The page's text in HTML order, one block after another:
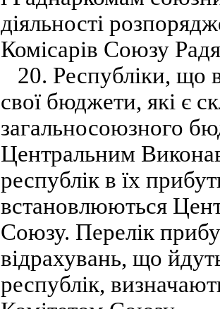
діяльності
Комісарів Союзу
20. Республіки, що
свої бюджети, які є
загальносоюзного
Центральним
республік в їх
встановлюються
Союзу. Перелік
відрахувань, що
республік,